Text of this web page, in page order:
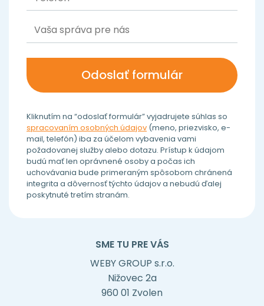
Kliknutím na “odoslať formulár” vyjadrujete súhlas so
spracovaním osobných údajov(meno, priezvisko, e-
mail, telefón) iba za účelom vybavenia vami
požadovanej služby alebo dotazu. Prístup k údajom
budú mať len oprávnené osoby a počas ich
SME TU PRE VÁS